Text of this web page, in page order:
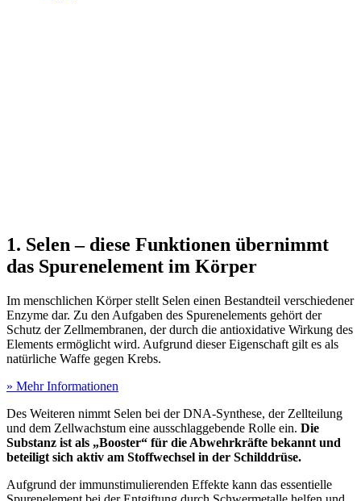
1. Selen – diese Funktionen übernimmt
das Spurenelement im Körper
Im menschlichen Körper stellt Selen einen Bestandteil verschiedener
Enzyme dar. Zu den Aufgaben des Spurenelements gehört der
Schutz der Zellmembranen, der durch die antioxidative Wirkung des
Elements ermöglicht wird. Aufgrund dieser Eigenschaft gilt es als
natürliche Waffe gegen Krebs.
» Mehr Informationen
Des Weiteren nimmt Selen bei der DNA-Synthese, der Zellteilung
und dem Zellwachstum eine ausschlaggebende Rolle ein. Die
Substanz ist als „Booster“ für die Abwehrkräfte bekannt und
beteiligt sich aktiv am Stoffwechsel in der Schilddrüse.
Aufgrund der immunstimulierenden Effekte kann das essentielle